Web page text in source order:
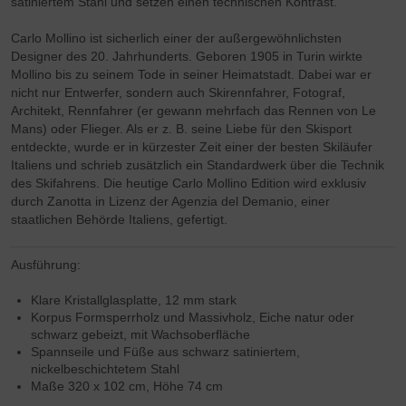
Carlo Mollino ist sicherlich einer der außergewöhnlichsten
Designer des 20. Jahrhunderts. Geboren 1905 in Turin wirkte
Mollino bis zu seinem Tode in seiner Heimatstadt. Dabei war er
nicht nur Entwerfer, sondern auch Skirennfahrer, Fotograf,
Architekt, Rennfahrer (er gewann mehrfach das Rennen von Le
Mans) oder Flieger. Als er z. B. seine Liebe für den Skisport
entdeckte, wurde er in kürzester Zeit einer der besten Skiläufer
Italiens und schrieb zusätzlich ein Standardwerk über die Technik
des Skifahrens. Die heutige Carlo Mollino Edition wird exklusiv
durch Zanotta in Lizenz der Agenzia del Demanio, einer
staatlichen Behörde Italiens, gefertigt.
Ausführung:
Klare Kristallglasplatte, 12 mm stark
Korpus Formsperrholz und Massivholz, Eiche natur oder
schwarz gebeizt, mit Wachsoberfläche
Spannseile und Füße aus schwarz satiniertem,
nickelbeschichtetem Stahl
Maße 320 x 102 cm, Höhe 74 cm